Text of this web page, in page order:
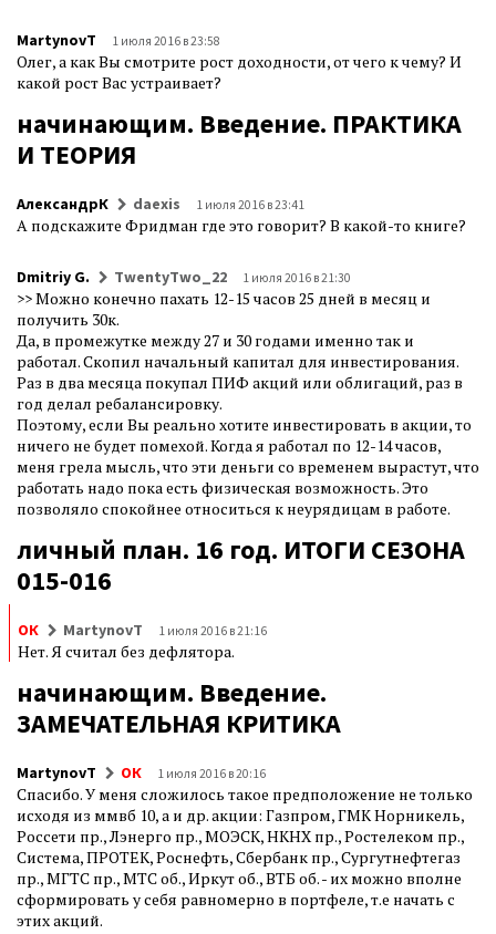
MartynovT 1 июля 2016 в 23:58
Олег, а как Вы смотрите рост доходности, от чего к чему? И
какой рост Вас устраивает?
начинающим. Введение. ПРАКТИКА
И ТЕОРИЯ
АлександрК daexis 1 июля 2016 в 23:41
А подскажите Фридман где это говорит? В какой-то книге?
Dmitriy G. TwentyTwo_22 1 июля 2016 в 21:30
>> Можно конечно пахать 12-15 часов 25 дней в месяц и
получить 30к.
Да, в промежутке между 27 и 30 годами именно так и
работал. Скопил начальный капитал для инвестирования.
Раз в два месяца покупал ПИФ акций или облигаций, раз в
год делал ребалансировку.
Поэтому, если Вы реально хотите инвестировать в акции, то
ничего не будет помехой. Когда я работал по 12-14 часов,
меня грела мысль, что эти деньги со временем вырастут, что
работать надо пока есть физическая возможность. Это
позволяло спокойнее относиться к неурядицам в работе.
личный план. 16 год. ИТОГИ СЕЗОНА
015-016
ОК MartynovT 1 июля 2016 в 21:16
Нет. Я считал без дефлятора.
начинающим. Введение.
ЗАМЕЧАТЕЛЬНАЯ КРИТИКА
MartynovT ОК 1 июля 2016 в 20:16
Спасибо. У меня сложилось такое предположение не только
исходя из ммвб 10, а и др. акции: Газпром, ГМК Норникель,
Россети пр., Лэнерго пр., МОЭСК, НКНХ пр., Ростелеком пр.,
Система, ПРОТЕК, Роснефть, Сбербанк пр., Сургутнефтегаз
пр., МГТС пр., МТС об., Иркут об., ВТБ об. - их можно вполне
сформировать у себя равномерно в портфеле, т.е начать с
этих акций.